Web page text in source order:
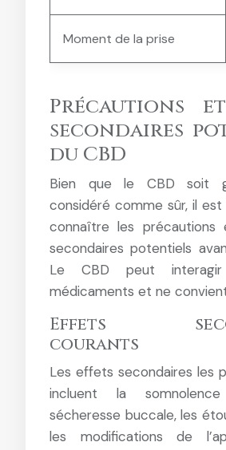
Moment de la prise
Précautions
secondaires
du CBD
Bien que le CBD soit
considéré comme sûr, il
connaître les
secondaires potentiels
Le CBD peut
médicaments et ne
Effets
courants
Les effets secondaires les
incluent la
sécheresse buccale, les
les modifications de